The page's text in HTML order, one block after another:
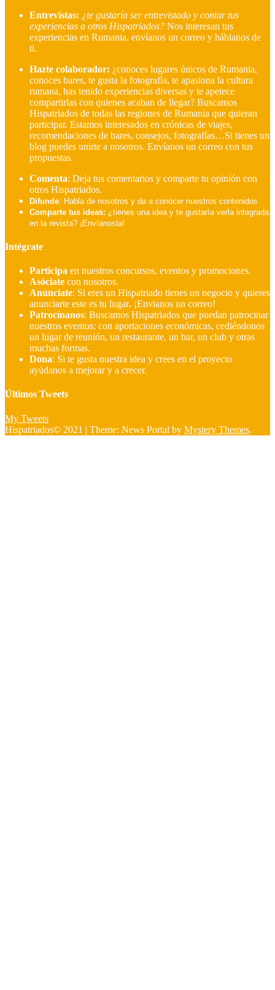
Entrevistas: ¿te gustaría ser entrevistado y contar tus
experiencias a otros Hispatriados? Nos interesan tus
experiencias en Rumania, envíanos un correo y háblanos de
ti.
Hazte colaborador: ¿conoces lugares únicos de Rumania,
conoces bares, te gusta la fotografía, te apasiona la cultura
rumana, has tenido experiencias diversas y te apetece
compartirlas con quienes acaban de llegar? Buscamos
Hispatriados de todas las regiones de Rumania que quieran
participar. Estamos interesados en crónicas de viajes,
recomendaciones de bares, consejos, fotografías…Si tienes un
blog puedes unirte a nosotros. Envíanos un correo con tus
propuestas.
Comenta: Deja tus comentarios y comparte tu opinión con
otros Hispatriados.
Difunde: Habla de nosotros y da a conocer nuestros contenidos
Comparte tus ideas: ¿tienes una idea y te gustaría verla integrada
en la revista? ¡Envíanosla!
Intégrate
Participa en nuestros concursos, eventos y promociones.
Asóciate con nosotros.
Anúnciate: Si eres un Hispatriado tienes un negocio y quieres
anunciarte este es tu lugar. ¡Envianos un correo!
Patrocínanos: Buscamos Hispatriados que puedan patrocinar
nuestros eventos: con aportaciones económicas, cediéndonos
un lugar de reunión, un restaurante, un bar, un club y otras
muchas formas.
Dona: Si te gusta nuestra idea y crees en el proyecto
ayúdanos a mejorar y a crecer.
Últimos Tweets
My Tweets
Hispatriados© 2021 | Theme: News Portal by Mystery Themes.